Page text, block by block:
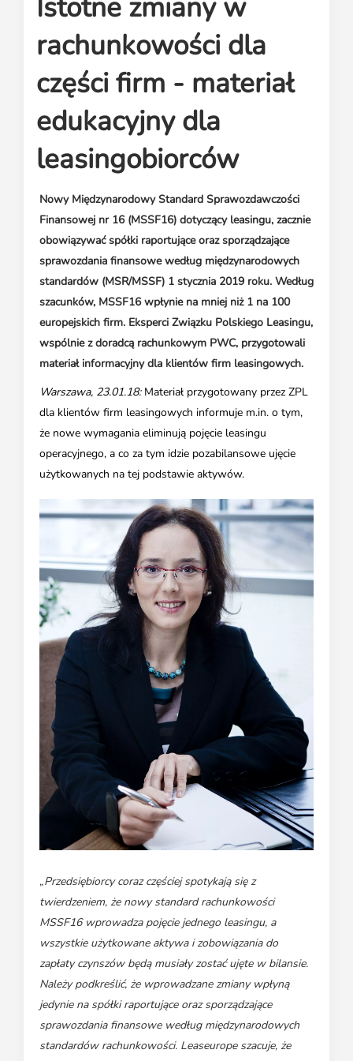
Partnerzy ZPL
Materiały do pobrania
Kontakt dla mediów
Klauzule informacyjne
Istotne zmiany w
rachunkowości dla
części firm - materiał
edukacyjny dla
leasingobiorców
Nowy Międzynarodowy Standard Sprawozdawczości
Finansowej nr 16 (MSSF16) dotyczący leasingu, zacznie
obowiązywać spółki raportujące oraz sporządzające
sprawozdania finansowe według międzynarodowych
standardów (MSR/MSSF) 1 stycznia 2019 roku. Według
szacunków, MSSF16 wpłynie na mniej niż 1 na 100
europejskich firm. Eksperci Związku Polskiego Leasingu,
wspólnie z doradcą rachunkowym PWC, przygotowali
materiał informacyjny dla klientów firm leasingowych.
Warszawa, 23.01.18:Materiał przygotowany przez ZPL
dla klientów firm leasingowych informuje m.in. o tym,
że nowe wymagania eliminują pojęcie leasingu
operacyjnego, a co za tym idzie pozabilansowe ujęcie
użytkowanych na tej podstawie aktywów.
„Przedsiębiorcy coraz częściej spotykają się z
twierdzeniem, że nowy standard rachunkowości
MSSF16 wprowadza pojęcie jednego leasingu, a
wszystkie użytkowane aktywa i zobowiązania do
zapłaty czynszów będą musiały zostać ujęte w bilansie.
Należy podkreślić, że wprowadzane zmiany wpłyną
jedynie na spółki raportujące oraz sporządzające
sprawozdania finansowe według międzynarodowych
standardów rachunkowości. Leaseurope szacuje, że